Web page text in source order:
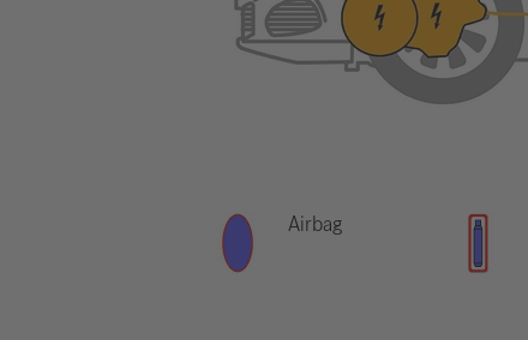
Airbag